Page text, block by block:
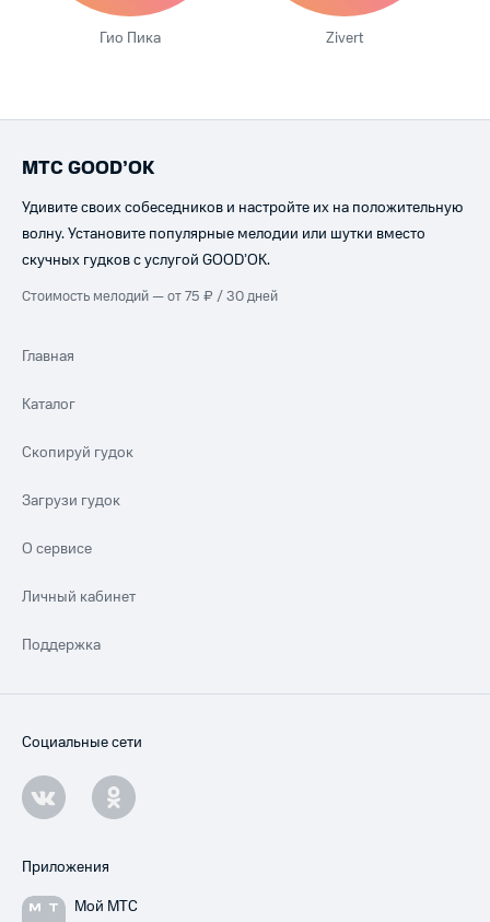
Гио Пика Zivert
МТС GOOD’OK
Удивите своих собеседников и настройте их на положительную
волну. Установите популярные мелодии или шутки вместо
скучных гудков с услугой GOOD’OK.
Стоимость мелодий — от 75 ₽ / 30 дней
Главная
Каталог
Скопируй гудок
Загрузи гудок
О сервисе
Личный кабинет
Поддержка
Социальные сети
Приложения
Мой МТС